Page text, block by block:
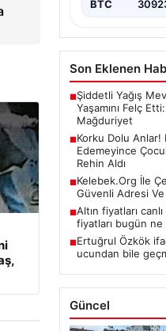
BTC
Son Eklenen
■Şiddetli Yağış
Yaşamını Felç
Mağduriyet
■Korku Dolu Anlar!
Edemeyince
Rehin Aldı
■Kelebek.Org İle
Güvenli Adresi
■Altın fiyatları
fiyatları bugün ne
■Ertuğrul Özkök
ucundan bile
Güncel